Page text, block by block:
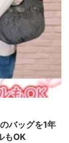
バッグを1年
もOK